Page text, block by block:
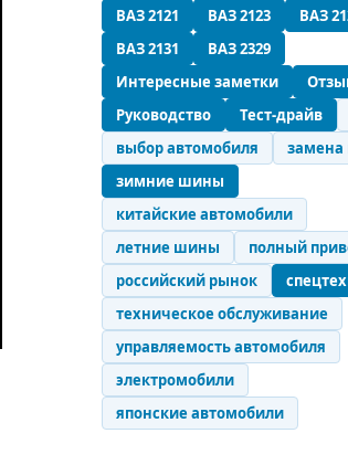
ВАЗ 2121
ВАЗ 2123
ВАЗ
ВАЗ 2131
ВАЗ 2329
Интересные заметки
Руководство
Тест-драйв
выбор автомобиля
замена
зимние шины
китайские автомобили
летние шины
полный
российский рынок
техническое обслуживание
управляемость автомобиля
электромобили
японские автомобили